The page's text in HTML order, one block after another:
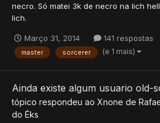
necro. Só matei 3k de necro na lich
lich.
Março 31, 2014 141 respostas
master sorcerer (e 1 mais)
Ainda existe algum usuario old-
tópico respondeu ao Xnone de
do Éks